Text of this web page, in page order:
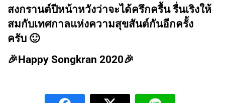
สงกรานต์ปีหน้าหวังว่าจะได้ครึกครื้น รื่นเริงให้
สมกับเทศกาลแห่งความสุขสันต์กันอีกครั้ง
ครับ 🙂
🎉Happy Songkran 2020🎉